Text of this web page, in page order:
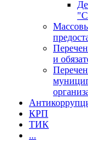
и
КРП
ТИК
...